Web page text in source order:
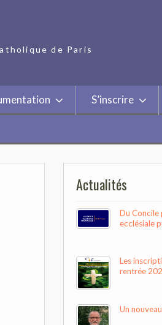
de Paris
S’inscrire
Actualités
Du Concile
ecclésiale
Les
rentrée
Un